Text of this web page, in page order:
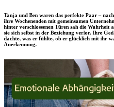
Tanja und Ben waren das perfekte Paar –
ihre Wochenenden mit gemeinsamen
hinter verschlossenen Türen sah die Wahrheit
sie sich selbst in der Beziehung verlor. Ihre
dachte, was er fühlte, ob er glücklich mit ihr
Anerkennung.